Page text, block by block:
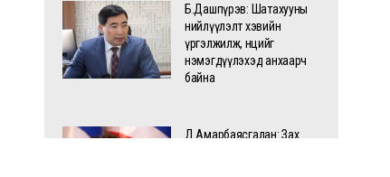
Б.Дашпүрэв: Шатахууны
нийлүүлэлт хэвийн
үргэлжилж, нөөцийг
нэмэгдүүлэхэд анхаарч
байна
Д.Амарбаясгалан: Зах